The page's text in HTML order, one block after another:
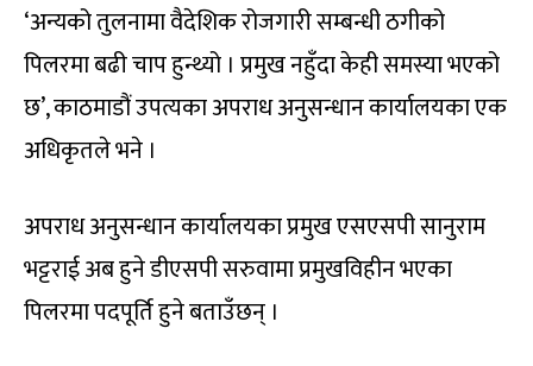
‘अन्यको तुलनामा वैदेशिक रोजगारी सम्बन्धी ठगीको
पिलरमा बढी चाप हुन्थ्यो । प्रमुख नहुँदा केही समस्या भएको
छ’, काठमाडौं उपत्यका अपराध अनुसन्धान कार्यालयका एक
अधिकृतले भने ।
अपराध अनुसन्धान कार्यालयका प्रमुख एसएसपी सानुराम
भट्टराई अब हुने डीएसपी सरुवामा प्रमुखविहीन भएका
पिलरमा पदपूर्ति हुने बताउँछन् ।